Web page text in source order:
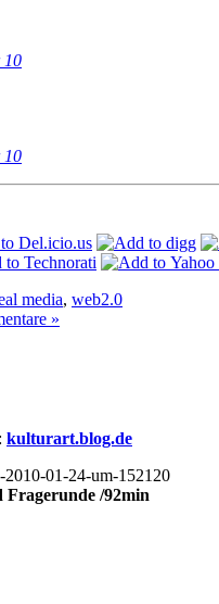
10
10
media, web2.0
»
kulturart.blog.de
Fragerunde /92min